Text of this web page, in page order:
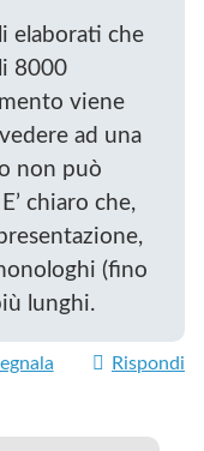
elaborati che
8000
viene
ad una
non può
chiaro che,
(fino
lunghi.
Rispondi